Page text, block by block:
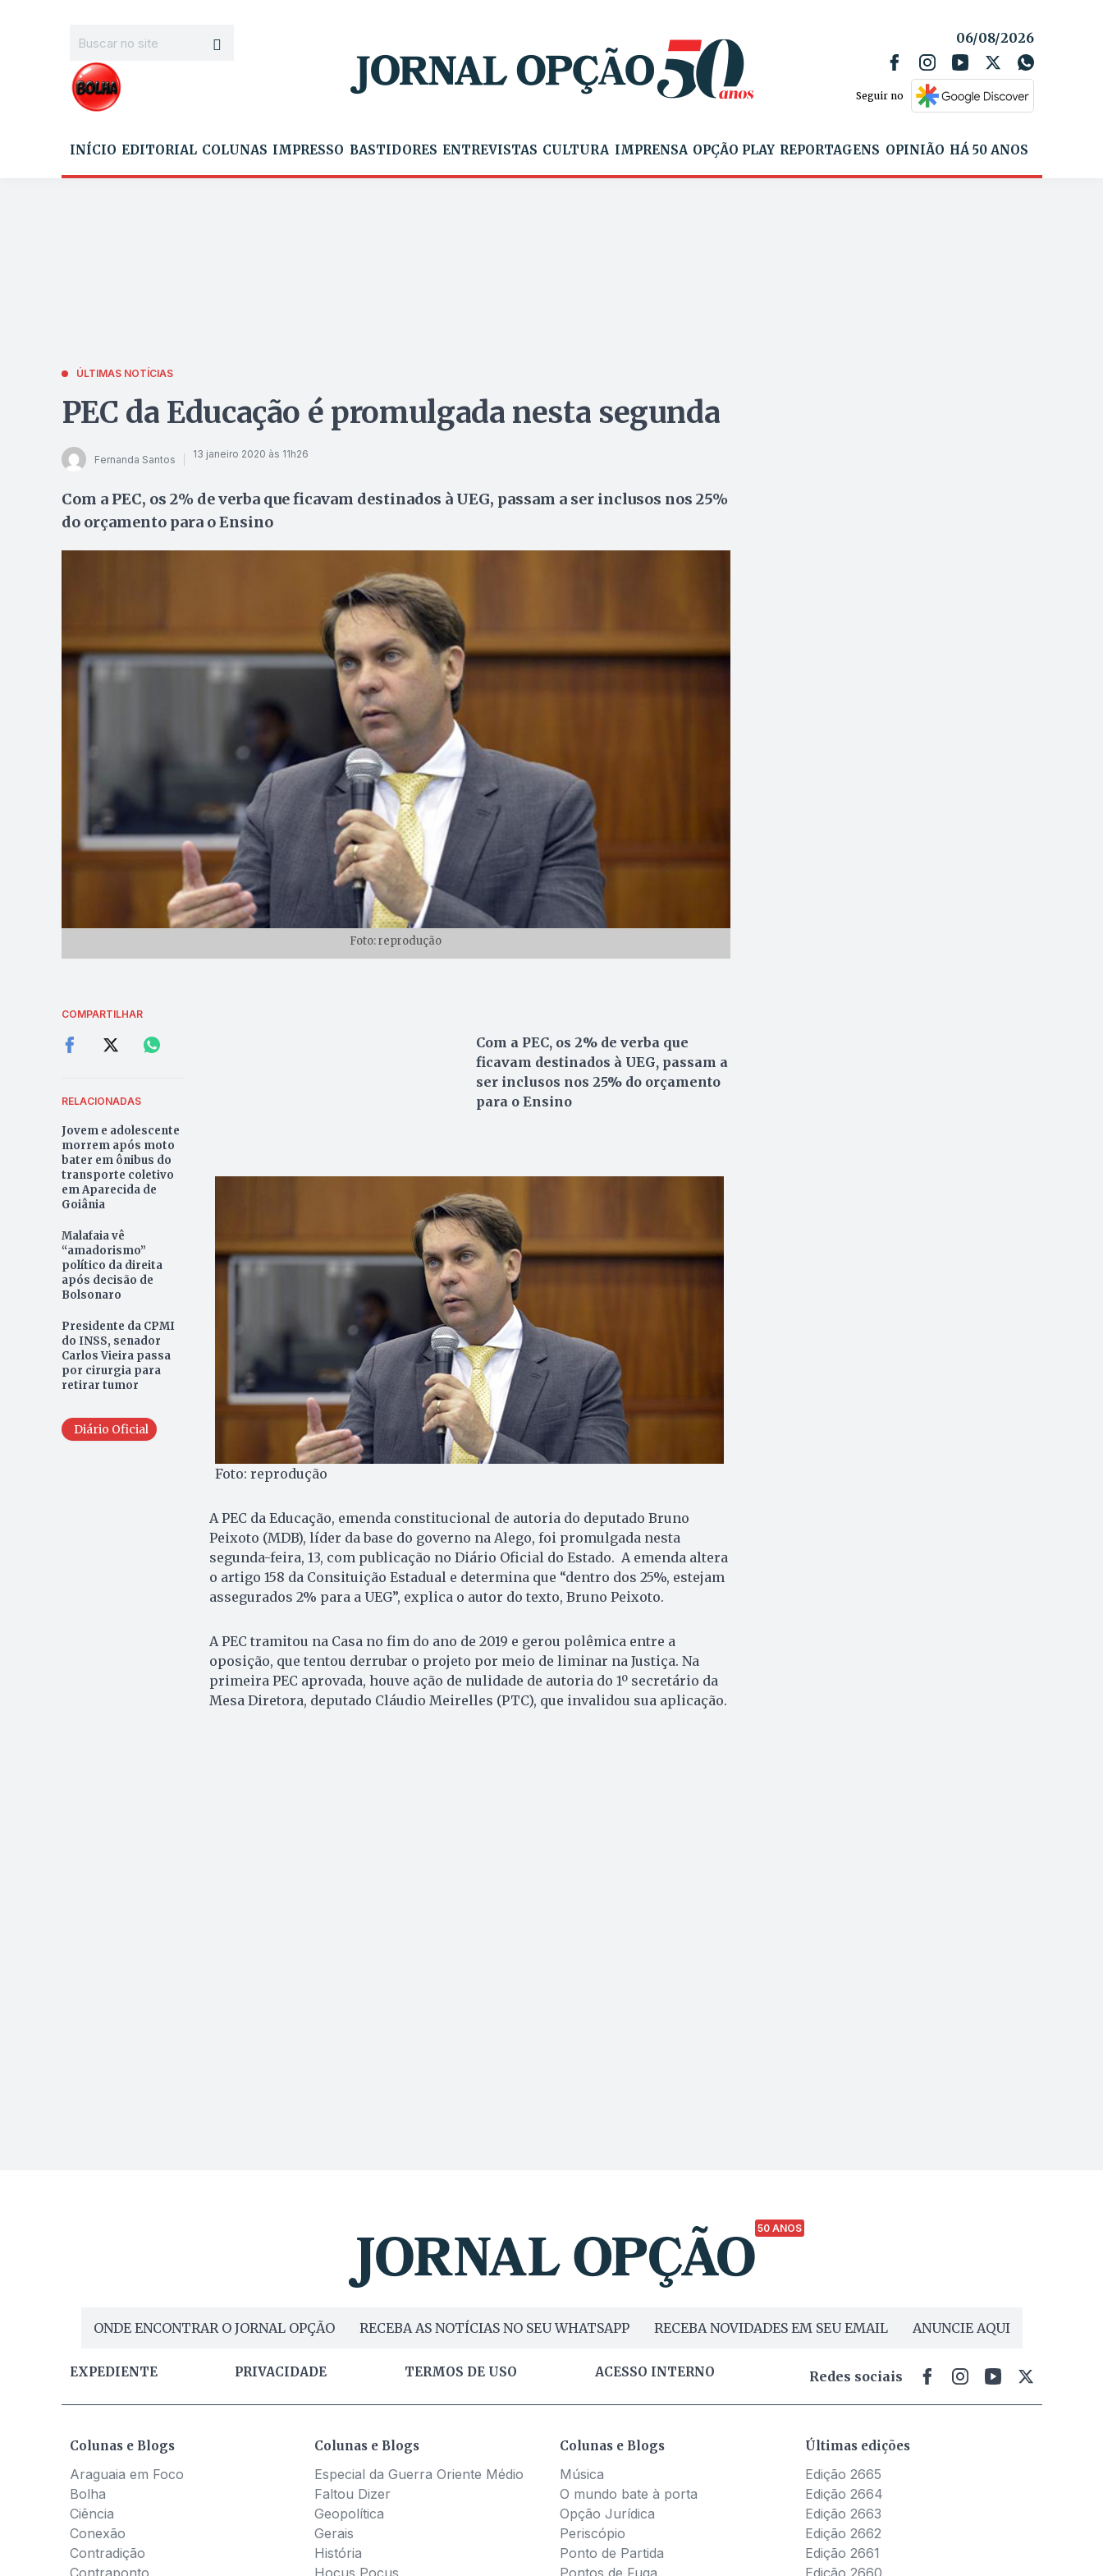
06/08/2026
Seguir no
INÍCIO EDITORIAL COLUNAS IMPRESSO BASTIDORES ENTREVISTAS CULTURA IMPRENSA OPÇÃO PLAY REPORTAGENS OPINIÃO HÁ 50 ANOS
ÚLTIMAS NOTÍCIAS
PEC da Educação é promulgada nesta segunda
Fernanda Santos 13 janeiro 2020 às 11h26
Com a PEC, os 2% de verba que ficavam destinados à UEG, passam a ser inclusos nos 25%
do orçamento para o Ensino
Foto: reprodução
COMPARTILHAR
RELACIONADAS
Jovem e adolescente
morrem após moto
bater em ônibus do
transporte coletivo
em Aparecida de
Goiânia
Malafaia vê
“amadorismo”
político da direita
após decisão de
Bolsonaro
Presidente da CPMI
do INSS, senador
Carlos Vieira passa
por cirurgia para
retirar tumor
Diário Oficial
Com a PEC, os 2% de verba que
ficavam destinados à UEG, passam a
ser inclusos nos 25% do orçamento
para o Ensino
Foto: reprodução
A PEC da Educação, emenda constitucional de autoria do deputado Bruno
Peixoto (MDB), líder da base do governo na Alego, foi promulgada nesta
segunda-feira, 13, com publicação no Diário Oficial do Estado. A emenda altera
o artigo 158 da Consituição Estadual e determina que “dentro dos 25%, estejam
assegurados 2% para a UEG”, explica o autor do texto, Bruno Peixoto.
A PEC tramitou na Casa no fim do ano de 2019 e gerou polêmica entre a
oposição, que tentou derrubar o projeto por meio de liminar na Justiça. Na
primeira PEC aprovada, houve ação de nulidade de autoria do 1º secretário da
Mesa Diretora, deputado Cláudio Meirelles (PTC), que invalidou sua aplicação.
50 ANOS
ONDE ENCONTRAR O JORNAL OPÇÃO RECEBA AS NOTÍCIAS NO SEU WHATSAPP RECEBA NOVIDADES EM SEU EMAIL ANUNCIE AQUI
EXPEDIENTE PRIVACIDADE TERMOS DE USO ACESSO INTERNO Redes sociais
Colunas e Blogs
Araguaia em Foco
Bolha
Ciência
Conexão
Contradição
Contraponto
Colunas e Blogs
Especial da Guerra Oriente Médio
Faltou Dizer
Geopolítica
Gerais
História
Hocus Pocus
Colunas e Blogs
Música
O mundo bate à porta
Opção Jurídica
Periscópio
Ponto de Partida
Pontos de Fuga
Últimas edições
Edição 2665
Edição 2664
Edição 2663
Edição 2662
Edição 2661
Edição 2660